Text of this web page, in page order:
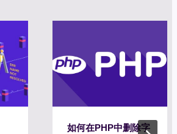
如何在PHP中删除字